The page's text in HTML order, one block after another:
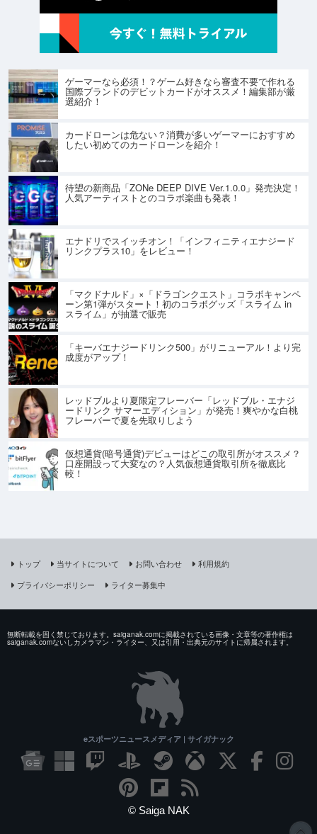
ゲーマーなら必須！？ゲーム好きなら審査不要で作れる
国際ブランドのデビットカードがオススメ！編集部が厳
選紹介！
カードローンは危ない？消費が多いゲーマーにおすすめ
したい初めてのカードローンを紹介！
待望の新商品「ZONe DEEP DIVE Ver.1.0.0」発売決定！
人気アーティストとのコラボ楽曲も発表！
エナドリでスイッチオン！「インフィニティエナジード
リンクプラス10」をレビュー！
「マクドナルド」×「ドラゴンクエスト」コラボキャンペ
ーン第1弾がスタート！初のコラボグッズ「スライム in
スライム」が抽選で販売
「キーバエナジードリンク500」がリニューアル！より完
成度がアップ！
レッドブルより夏限定フレーバー「レッドブル・エナジ
ードリンク サマーエディション」が発売！爽やかな白桃
フレーバーで夏を先取りしよう
仮想通貨(暗号通貨)デビューはどこの取引所がオススメ？
口座開設って大変なの？人気仮想通貨取引所を徹底比
較！
トップ 当サイトについて お問い合わせ
利用規約
プライバシーポリシー
ライター募集中
無断転載を固く禁じております。saiganak.comに掲載されている画像・文章等の著作権は
saiganak.comないしカメラマン・ライター、又は引用・出典元のサイトに帰属されます。
eスポーツニュースメディア | サイガナック
© Saiga NAK